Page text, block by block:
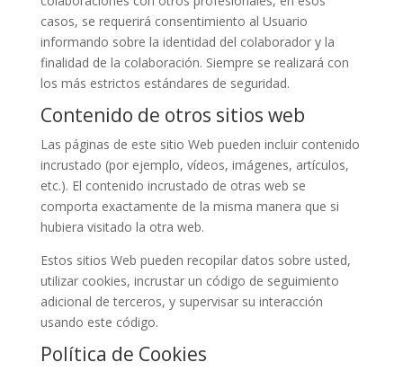
casos, se requerirá consentimiento al Usuario
informando sobre la identidad del colaborador y la
finalidad de la colaboración. Siempre se realizará con
los más estrictos estándares de seguridad.
Contenido de otros sitios web
Las páginas de este sitio Web pueden incluir contenido
incrustado (por ejemplo, vídeos, imágenes, artículos,
etc.). El contenido incrustado de otras web se
comporta exactamente de la misma manera que si
hubiera visitado la otra web.
Estos sitios Web pueden recopilar datos sobre usted,
utilizar cookies, incrustar un código de seguimiento
adicional de terceros, y supervisar su interacción
usando este código.
Política de Cookies